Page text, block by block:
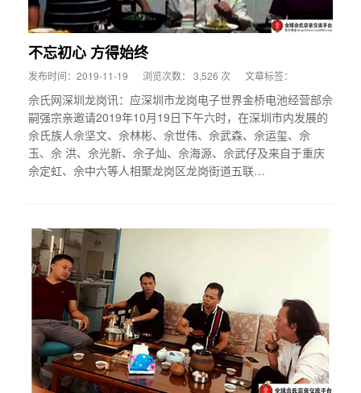
不忘初心 方得始终
发布时间：2019-11-19 浏览次数： 3,526 次 文章标签：
佘氏网深圳龙岗讯：应深圳市龙岗电子世界金桥电池经营部佘
嗣强宗亲邀请2019年10月19日下午六时，在深圳市内发展的
佘氏族人佘坚文、佘林彬、佘世伟、佘武森、佘运玺、佘
玉、佘 洪、佘光新、佘子灿、佘海源、佘武仔及来自于重庆
佘定虹、佘中六等人相聚龙岗区龙岗街道五联…